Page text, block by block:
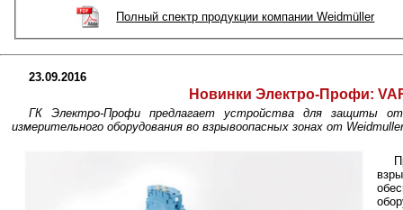
Полный спектр продукции компании Weidmüller
23.09.2016
Новинки Электро-Профи:
ГК Электро-Профи предлагает устройства для защиты от
измерительного оборудования во взрывоопасных зонах от